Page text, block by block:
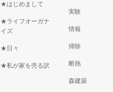
★はじめまして
★ライフオーガナ
イズ
★日々
★私が家を売る訳
実験
情報
掃除
断熱
森建築